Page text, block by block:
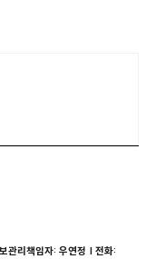
관리책임자: 우연정 | 전화: